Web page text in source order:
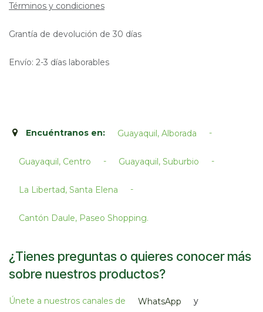
Términos y condiciones
Grantía de devolución de 30 días
Envío: 2-3 días laborables
Encuéntranos en: Guayaquil, Alborada -
Guayaquil, Centro - Guayaquil, Suburbio -
La Libertad, Santa Elena -
Cantón Daule, Paseo Shopping.​
¿Tienes preguntas o quieres conocer más
sobre nuestros productos?
Únete a nuestros canales de WhatsApp y